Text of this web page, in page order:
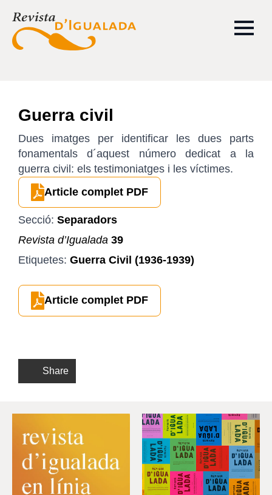
Guerra civil
Dues imatges per identificar les dues parts
fonamentals d´aquest número dedicat a la
guerra civil: els testimoniatges i les víctimes.
Article complet PDF
Secció: Separadors
Revista d’Igualada 39
Etiquetes: Guerra Civil (1936-1939)
Article complet PDF
Share